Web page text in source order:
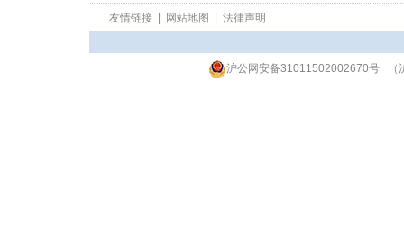
友情链接 网站地图 法律声明
沪公网安备31011502002670号（